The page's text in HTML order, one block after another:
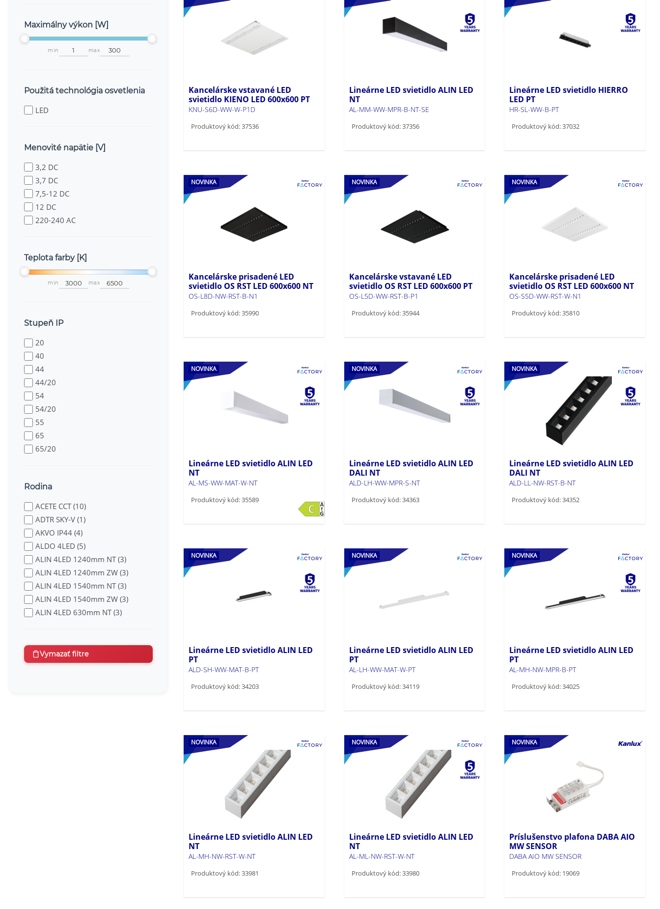
Maximálny výkon [W]
min max
Použitá technológia osvetlenia
LED
Menovité napätie [V]
3,2 DC
3,7 DC
7,5-12 DC
12 DC
220-240 AC
Teplota farby [K]
min max
Stupeň IP
20
40
44
44/20
54
54/20
55
65
65/20
Rodina
ACETE CCT (10)
ADTR SKY-V (1)
AKVO IP44 (4)
ALDO 4LED (5)
ALIN 4LED 1240mm NT (3)
ALIN 4LED 1240mm ZW (3)
ALIN 4LED 1540mm NT (3)
ALIN 4LED 1540mm ZW (3)
ALIN 4LED 630mm NT (3)
ALIN LED DALI NT (44)
ALIN LED DALI PT (1)
Vymazať filtre
Kancelárske vstavané LED
svietidlo KIENO LED 600x600 PT
KNU-S6D-WW-W-P1D
Produktový kód: 37536
Lineárne LED svietidlo ALIN LED
NT
AL-MM-WW-MPR-B-NT-SE
Produktový kód: 37356
Lineárne LED svietidlo HIERRO
LED PT
HR-SL-WW-B-PT
Produktový kód: 37032
NOVINKA
Kancelárske prisadené LED
svietidlo OS RST LED 600x600 NT
OS-L8D-NW-RST-B-N1
Produktový kód: 35990
NOVINKA
Kancelárske vstavané LED
svietidlo OS RST LED 600x600 PT
OS-L5D-WW-RST-B-P1
Produktový kód: 35944
NOVINKA
Kancelárske prisadené LED
svietidlo OS RST LED 600x600 NT
OS-S5D-WW-RST-W-N1
Produktový kód: 35810
NOVINKA
Lineárne LED svietidlo ALIN LED
NT
AL-MS-WW-MAT-W-NT
Produktový kód: 35589
NOVINKA
Lineárne LED svietidlo ALIN LED
DALI NT
ALD-LH-WW-MPR-S-NT
Produktový kód: 34363
NOVINKA
Lineárne LED svietidlo ALIN LED
DALI NT
ALD-LL-NW-RST-B-NT
Produktový kód: 34352
NOVINKA
Lineárne LED svietidlo ALIN LED
PT
ALD-SH-WW-MAT-B-PT
Produktový kód: 34203
NOVINKA
Lineárne LED svietidlo ALIN LED
PT
AL-LH-WW-MAT-W-PT
Produktový kód: 34119
NOVINKA
Lineárne LED svietidlo ALIN LED
PT
AL-MH-NW-MPR-B-PT
Produktový kód: 34025
NOVINKA
Lineárne LED svietidlo ALIN LED
NT
AL-MH-NW-RST-W-NT
Produktový kód: 33981
NOVINKA
Lineárne LED svietidlo ALIN LED
NT
AL-ML-NW-RST-W-NT
Produktový kód: 33980
NOVINKA
Príslušenstvo plafona DABA AIO
MW SENSOR
DABA AIO MW SENSOR
Produktový kód: 19069